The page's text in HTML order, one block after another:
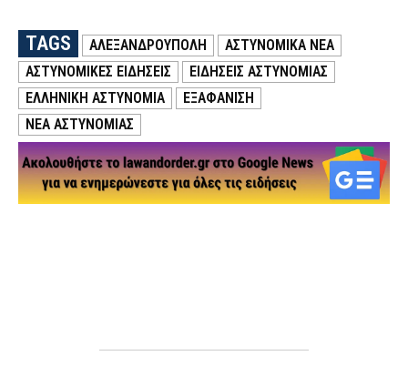
TAGS ΑΛΕΞΑΝΔΡΟΥΠΟΛΗ
ΑΣΤΥΝΟΜΙΚΑ ΝΕΑ
ΑΣΤΥΝΟΜΙΚΕΣ ΕΙΔΗΣΕΙΣ
ΕΙΔΗΣΕΙΣ ΑΣΤΥΝΟΜΙΑΣ
ΕΛΛΗΝΙΚΗ ΑΣΤΥΝΟΜΙΑ
ΕΞΑΦΑΝΙΣΗ
ΝΕΑ ΑΣΤΥΝΟΜΙΑΣ